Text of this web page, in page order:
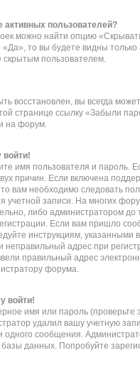
активных пользователей?
можно найти опцию
то вы будете видны
пользователем.
восстановлен, вы всегда
странице ссылку «Забыли
на форум.
войти!
имя пользователя и пароль.
причин. Если включена
вам необходимо следовать
учетной записи. На многих
либо администратором до
Если вам пришло
инструкциям,
адрес при
правильный адрес
форума.
войти!
имя или пароль (проверьте
удалил вашу учетную
сообщения.
данных. Попробуйте